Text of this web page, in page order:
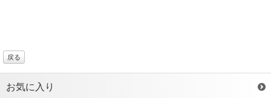
戻る
お気に入り